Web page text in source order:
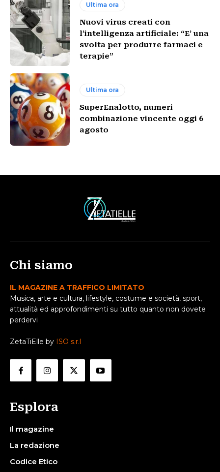
Ultima ora
Nuovi virus creati con
l’intelligenza artificiale: “E’ una
svolta per produrre farmaci e
terapie”
Ultima ora
SuperEnalotto, numeri
combinazione vincente oggi 6
agosto
Chi siamo
IL MAGAZINE A TRAFFICO LIMITATO
Musica, arte e cultura, lifestyle, costume e società, sport,
attualità ed approfondimenti su tutto quanto non dovete
perdervi
ZetaTiElle by ISO s.r.l
Esplora
Il magazine
La redazione
Codice Etico